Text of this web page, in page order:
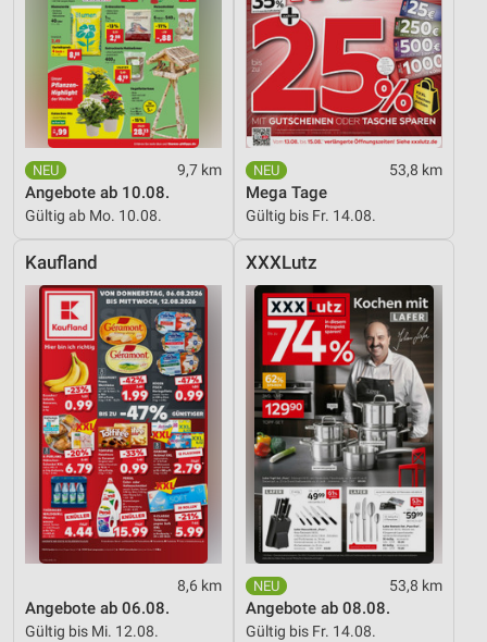
9,7 km
Angebote ab 10.08.
Gültig ab Mo. 10.08.
53,8 km
Mega Tage
Gültig bis Fr. 14.08.
Kaufland
8,6 km
Angebote ab 06.08.
Gültig bis Mi. 12.08.
XXXLutz
53,8 km
Angebote ab 08.08.
Gültig bis Fr. 14.08.